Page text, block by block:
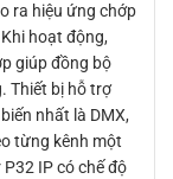
ra hiệu ứng chớp
hoạt động,
giúp đồng bộ
Thiết bị hỗ trợ
nhất là DMX,
từng kênh một
IP có chế độ